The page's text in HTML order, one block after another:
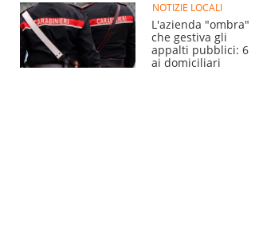
NOTIZIE LOCALI
L'azienda "ombra"
che gestiva gli
appalti pubblici: 6
ai domiciliari